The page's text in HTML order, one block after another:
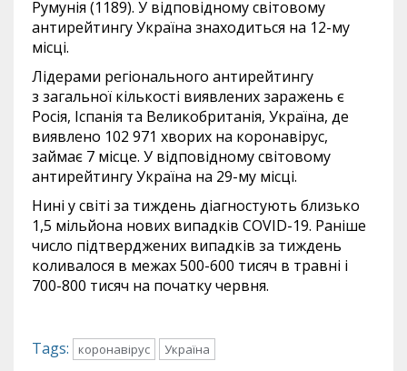
Румунія (1189). У відповідному світовому
антирейтингу Україна знаходиться на 12-му
місці.
Лідерами регіонального антирейтингу
з загальної кількості виявлених заражень є
Росія, Іспанія та Великобританія, Україна, де
виявлено 102 971 хворих на коронавірус,
займає 7 місце. У відповідному світовому
антирейтингу Україна на 29-му місці.
Нині у світі за тиждень діагностують близько
1,5 мільйона нових випадків COVID-19. Раніше
число підтверджених випадків за тиждень
коливалося в межах 500-600 тисяч в травні і
700-800 тисяч на початку червня.
Tags: коронавірус Україна